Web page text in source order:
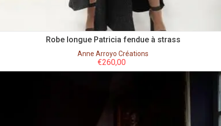
Robe longue Patricia fendue à strass
Anne Arroyo Créations
€260,00